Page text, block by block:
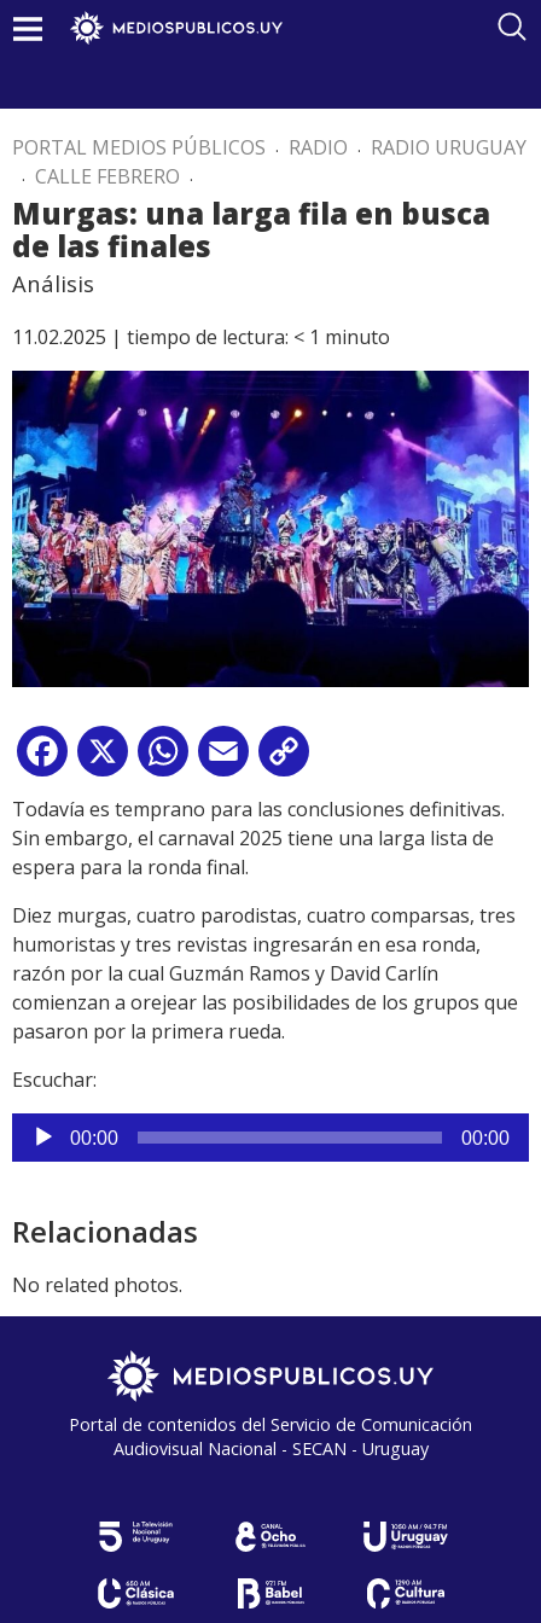
PORTAL MEDIOS PÚBLICOS . RADIO . RADIO URUGUAY
. CALLE FEBRERO .
Murgas: una larga fila en busca
de las finales
Análisis
11.02.2025 | tiempo de lectura: < 1 minuto
Facebook
X WhatsApp
Email
Link
Todavía es temprano para las conclusiones definitivas.
Sin embargo, el carnaval 2025 tiene una larga lista de
espera para la ronda final.
Diez murgas, cuatro parodistas, cuatro comparsas, tres
humoristas y tres revistas ingresarán en esa ronda,
razón por la cual Guzmán Ramos y David Carlín
comienzan a orejear las posibilidades de los grupos que
pasaron por la primera rueda.
Escuchar:
Reproductor
de
00:00 00:00
Relacionadas
No related photos.
Portal de contenidos del Servicio de Comunicación
Audiovisual Nacional - SECAN - Uruguay